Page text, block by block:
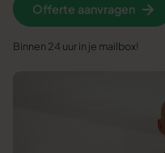
Offerte aanvragen
Binnen 24 uur in je mailbox!